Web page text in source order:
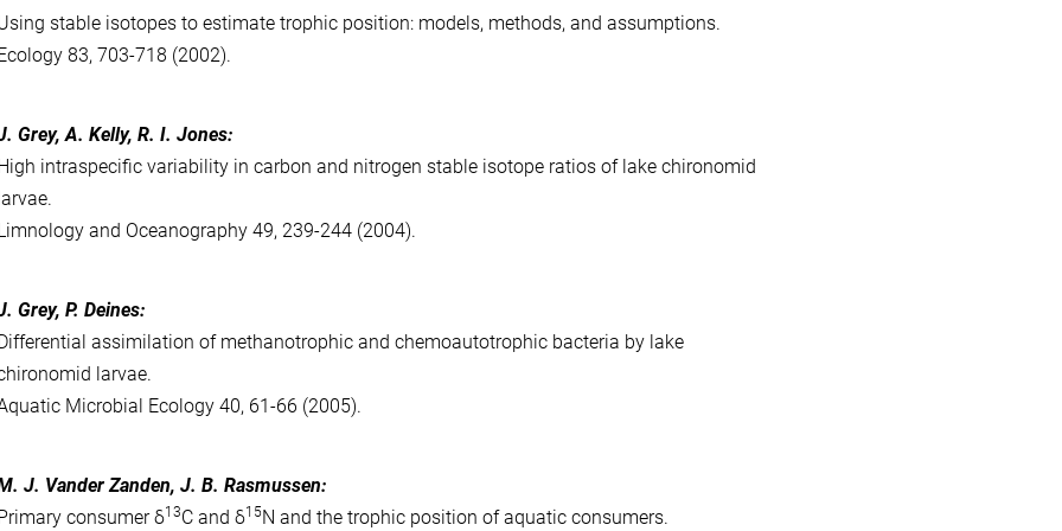
stable isotopes to estimate trophic position: models, methods, and assumptions.
83, 703-718 (2002).
Grey, A. Kelly, R. I. Jones:
intraspecific variability in carbon and nitrogen stable isotope ratios of lake chironomid
and Oceanography 49, 239-244 (2004).
Grey, P. Deines:
assimilation of methanotrophic and chemoautotrophic bacteria by lake
larvae.
Microbial Ecology 40, 61-66 (2005).
J. Vander Zanden, J. B. Rasmussen:
consumer δ13C and δ15N and the trophic position of aquatic consumers.